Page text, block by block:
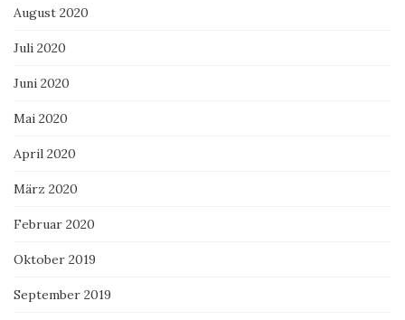
August 2020
Juli 2020
Juni 2020
Mai 2020
April 2020
März 2020
Februar 2020
Oktober 2019
September 2019